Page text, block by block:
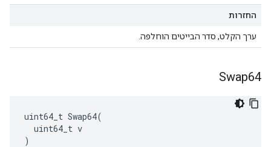
החזרות
ערך הקלט, סדר הבייטים הוחלפה.
Swap64
uint64_t Swap64(
  uint64_t v
)